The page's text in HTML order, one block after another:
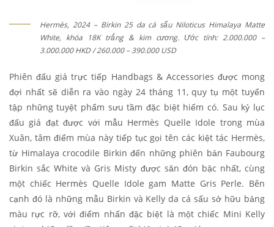
Hermès, 2024 – Birkin 25 da cá sấu Niloticus Himalaya Matte
White, khóa 18K trắng & kim cương. Ước tính: 2.000.000 –
3.000.000 HKD / 260.000 – 390.000 USD
Phiên đấu giá trực tiếp Handbags & Accessories được mong
đợi nhất sẽ diễn ra vào ngày 24 tháng 11, quy tụ một tuyển
tập những tuyệt phẩm sưu tầm đặc biệt hiếm có. Sau kỷ lục
đấu giá đạt được với mẫu Hermès Quelle Idole trong mùa
Xuân, tâm điểm mùa này tiếp tục gọi tên các kiệt tác Hermès,
từ Himalaya crocodile Birkin đến những phiên bản Faubourg
Birkin sắc White và Gris Misty được săn đón bậc nhất, cùng
một chiếc Hermès Quelle Idole gam Matte Gris Perle. Bên
cạnh đó là những mẫu Birkin và Kelly da cá sấu sở hữu bảng
màu rực rỡ, với điểm nhấn đặc biệt là một chiếc Mini Kelly